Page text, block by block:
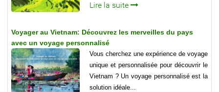
Lire la suite
Voyager au Vietnam: Découvrez les merveilles du pays
avec un voyage personnalisé
Vous cherchez une expérience de voyage
unique et personnalisée pour découvrir le
Vietnam ? Un voyage personnalisé est la
solution idéale...